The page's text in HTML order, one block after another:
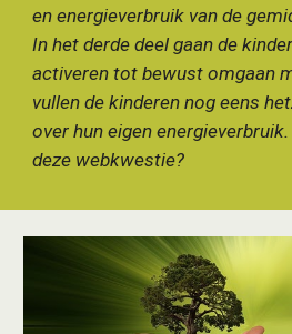
en energieverbruik van de
In het derde deel gaan de
activeren tot bewust omgaan
vullen de kinderen nog eens
over hun eigen
deze webkwestie?